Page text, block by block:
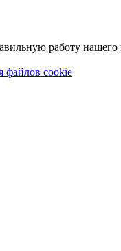
работу нашего
файлов cookie